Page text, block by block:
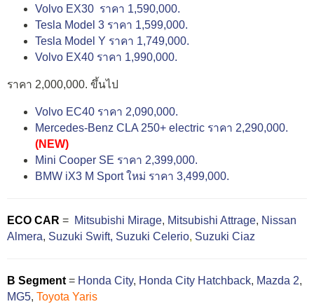
Volvo EX30 ราคา 1,590,000.
Tesla Model 3 ราคา 1,599,000.
Tesla Model Y ราคา 1,749,000.
Volvo EX40 ราคา 1,990,000.
ราคา 2,000,000. ขึ้นไป
Volvo EC40 ราคา 2,090,000.
Mercedes-Benz CLA 250+ electric ราคา 2,290,000.
(NEW)
Mini Cooper SE ราคา 2,399,000.
BMW iX3 M Sport ใหม่ ราคา 3,499,000.
ECO CAR = Mitsubishi Mirage, Mitsubishi Attrage, Nissan
Almera, Suzuki Swift, Suzuki Celerio, Suzuki Ciaz
B Segment = Honda City, Honda City Hatchback, Mazda 2,
MG5, Toyota Yaris